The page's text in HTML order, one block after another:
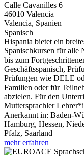
Calle Cavanilles 6
46010 Valencia
Valencia, Spanien
Spanisch
Hispania bietet ein
Spanischkursen für
bis zum
Geschäftsspanisch,
Prüfungen wie DELE
Familien oder für
abzielen. Für den
Muttersprachler
Anerkannt in: Baden-
Hamburg, Hessen,
Pfalz, Saarland
mehr erfahren